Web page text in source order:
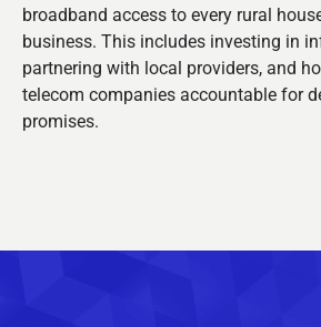
broadband access to every rural
business. This includes investing in
partnering with local providers, and
telecom companies accountable for
promises.